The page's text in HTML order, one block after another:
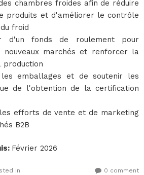
chambres froides afin de réduire
produits et d'améliorer le contrôle
froid
d'un fonds de roulement pour
nouveaux marchés et renforcer la
production
les emballages et de soutenir les
de l'obtention de la certification
efforts de vente et de marketing
B2B
: Février 2026
in 0 comment